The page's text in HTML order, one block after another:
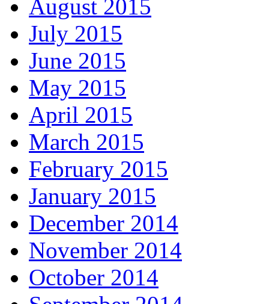
August 2015
July 2015
June 2015
May 2015
April 2015
March 2015
February 2015
January 2015
December 2014
November 2014
October 2014